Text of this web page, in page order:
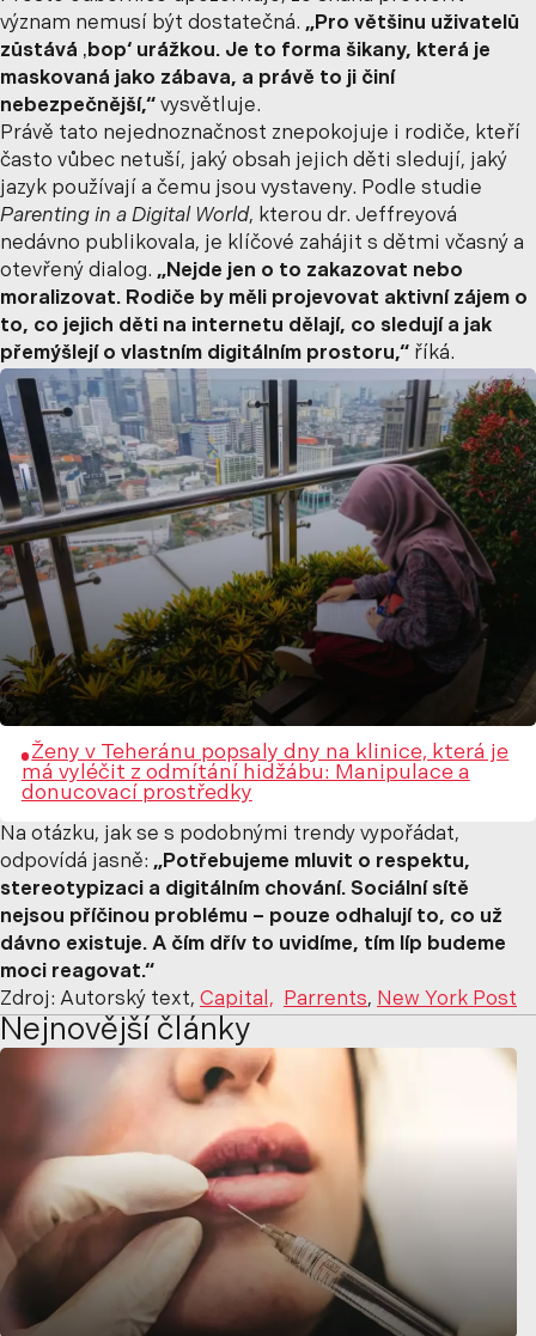
význam nemusí být dostatečná. „Pro většinu uživatelů
zůstává ‚bop‘ urážkou. Je to forma šikany, která je
maskovaná jako zábava, a právě to ji činí
nebezpečnější,“ vysvětluje.
Právě tato nejednoznačnost znepokojuje i rodiče, kteří
často vůbec netuší, jaký obsah jejich děti sledují, jaký
jazyk používají a čemu jsou vystaveny. Podle studie
Parenting in a Digital World, kterou dr. Jeffreyová
nedávno publikovala, je klíčové zahájit s dětmi včasný a
otevřený dialog. „Nejde jen o to zakazovat nebo
moralizovat. Rodiče by měli projevovat aktivní zájem o
to, co jejich děti na internetu dělají, co sledují a jak
přemýšlejí o vlastním digitálním prostoru,“ říká.
Ženy v Teheránu popsaly dny na klinice, která je
má vyléčit z odmítání hidžábu: Manipulace a
donucovací prostředky
Na otázku, jak se s podobnými trendy vypořádat,
odpovídá jasně: „Potřebujeme mluvit o respektu,
stereotypizaci a digitálním chování. Sociální sítě
nejsou příčinou problému – pouze odhalují to, co už
dávno existuje. A čím dřív to uvidíme, tím líp budeme
moci reagovat.“
Zdroj: Autorský text, Capital, Parrents, New York Post
Nejnovější články